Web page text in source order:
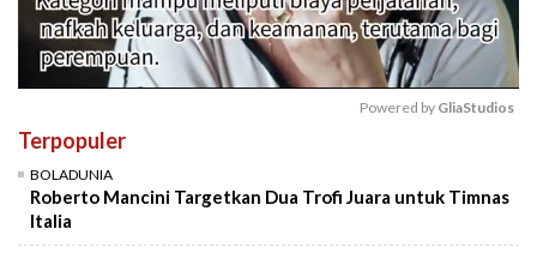
Powered by GliaStudios
Terpopuler
BOLADUNIA
Roberto Mancini Targetkan Dua Trofi Juara untuk Timnas
Italia